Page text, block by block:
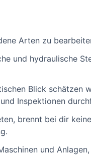
Arten zu
und hydraulische
Blick schätzen
Inspektionen
brennt bei dir
und